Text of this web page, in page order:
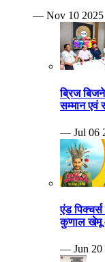
— Nov 10 2025
ब्रिज
सम्मान एवं
— Jul 06
एंड
कुणाल खेमू
— Jun 20